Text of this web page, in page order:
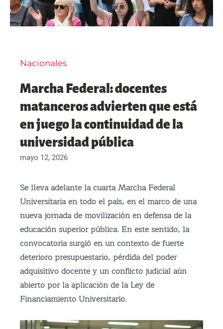
Nacionales
Marcha Federal: docentes
matanceros advierten que está
en juego la continuidad de la
universidad pública
mayo 12, 2026
Se lleva adelante la cuarta Marcha Federal
Universitaria en todo el país, en el marco de una
nueva jornada de movilización en defensa de la
educación superior pública. En este sentido, la
convocatoria surgió en un contexto de fuerte
deterioro presupuestario, pérdida del poder
adquisitivo docente y un conflicto judicial aún
abierto por la aplicación de la Ley de
Financiamiento Universitario.